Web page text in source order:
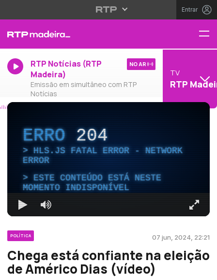
Entrar
RTP Notícias (RTP
Madeira)
Emissão em simultâneo com RTP
Notícias
NO AR
TV
RTP
ERRO204
HLS.JS FATAL ERROR - NETWORK
ERROR
ESTE CONTEÚDO ESTÁ NESTE
MOMENTO INDISPONÍVEL
POLÍTICA 07 jun, 2024, 22:21
Chega está confiante na eleição
de Américo Dias (vídeo)